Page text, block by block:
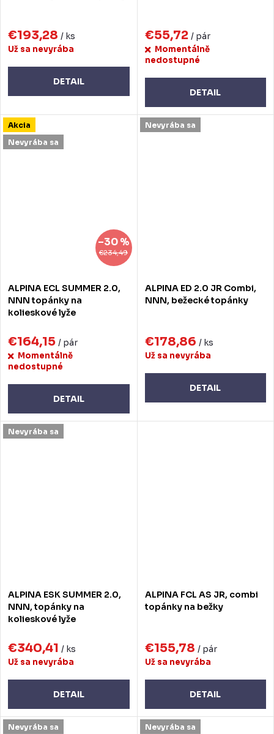
€193,28 / ks
Už sa nevyrába
DETAIL
€55,72 / pár
Momentálně
nedostupné
DETAIL
Akcia
Nevyrába sa
€234,49
–30 %
ALPINA ECL SUMMER 2.0,
NNN topánky na
kolieskové lyže
€164,15 / pár
Momentálně
nedostupné
DETAIL
Nevyrába sa
ALPINA ED 2.0 JR Combi,
NNN, bežecké topánky
€178,86 / ks
Už sa nevyrába
DETAIL
Nevyrába sa
ALPINA ESK SUMMER 2.0,
NNN, topánky na
kolieskové lyže
€340,41 / ks
Už sa nevyrába
DETAIL
ALPINA FCL AS JR, combi
topánky na bežky
€155,78 / pár
Už sa nevyrába
DETAIL
Nevyrába sa Nevyrába sa